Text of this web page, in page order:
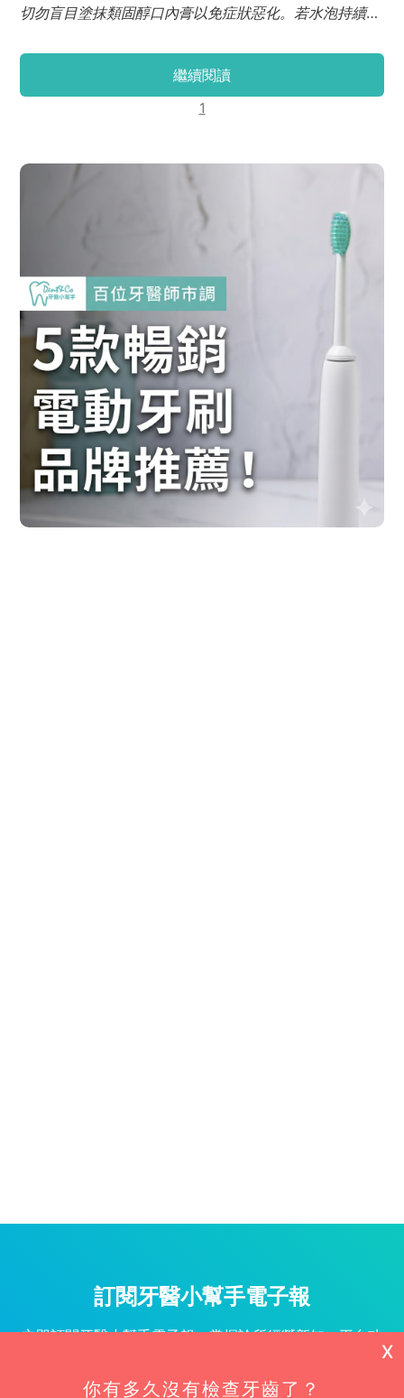
切勿盲目塗抹類固醇口內膏以免症狀惡化。若水泡持續超
繼續閱讀
1
訂閱牙醫小幫手電子報
立即訂閱牙醫小幫手電子報，掌握診所經營新知、平台功
你有多久沒有檢查牙齒了？
X